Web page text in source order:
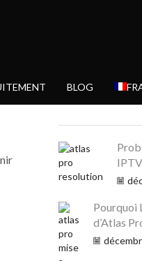
BLOG
IPTV
Pourquoi
d’Atlas